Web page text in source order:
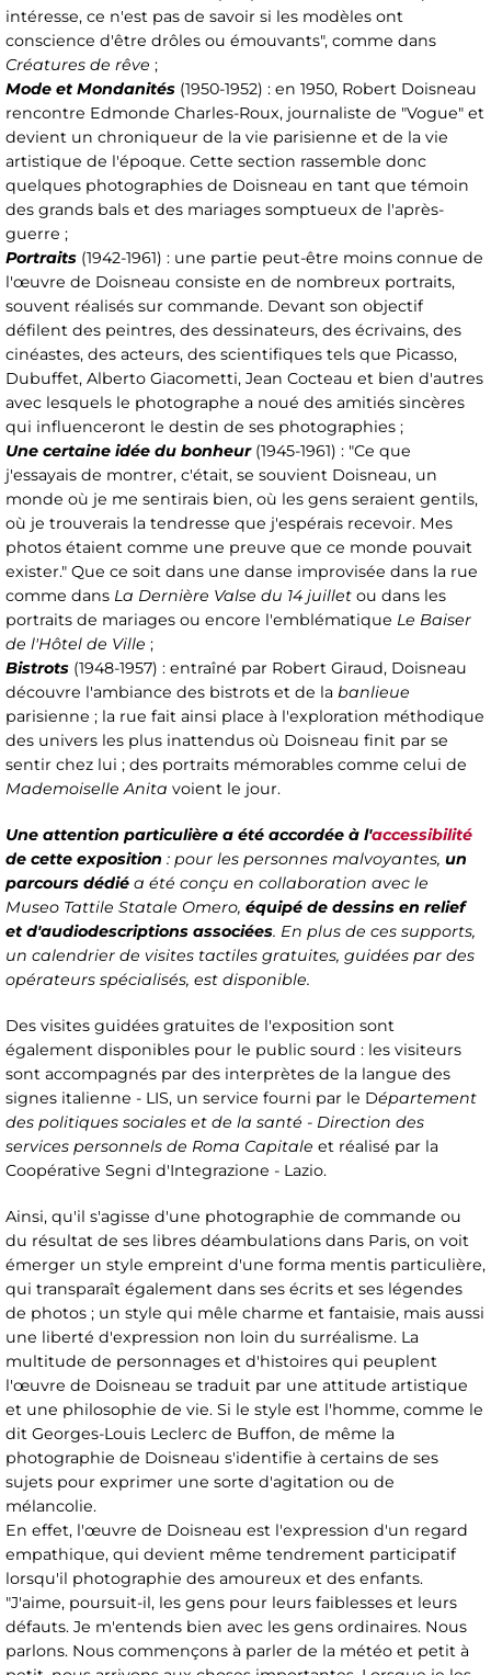
intéresse, ce n'est pas de savoir si les modèles ont
conscience d'être drôles ou émouvants", comme dans
Créatures de rêve ;
Mode et Mondanités (1950-1952) : en 1950, Robert Doisneau
rencontre Edmonde Charles-Roux, journaliste de "Vogue" et
devient un chroniqueur de la vie parisienne et de la vie
artistique de l'époque. Cette section rassemble donc
quelques photographies de Doisneau en tant que témoin
des grands bals et des mariages somptueux de l'après-
guerre ;
Portraits (1942-1961) : une partie peut-être moins connue de
l'œuvre de Doisneau consiste en de nombreux portraits,
souvent réalisés sur commande. Devant son objectif
défilent des peintres, des dessinateurs, des écrivains, des
cinéastes, des acteurs, des scientifiques tels que Picasso,
Dubuffet, Alberto Giacometti, Jean Cocteau et bien d'autres
avec lesquels le photographe a noué des amitiés sincères
qui influenceront le destin de ses photographies ;
Une certaine idée du bonheur(1945-1961) : "Ce que
j'essayais de montrer, c'était, se souvient Doisneau, un
monde où je me sentirais bien, où les gens seraient gentils,
où je trouverais la tendresse que j'espérais recevoir. Mes
photos étaient comme une preuve que ce monde pouvait
exister." Que ce soit dans une danse improvisée dans la rue
comme dans La Dernière Valse du 14 juillet ou dans les
portraits de mariages ou encore l'emblématique Le Baiser
de l'Hôtel de Ville ;
Bistrots (1948-1957) : entraîné par Robert Giraud, Doisneau
découvre l'ambiance des bistrots et de la banlieue
parisienne ; la rue fait ainsi place à l'exploration méthodique
des univers les plus inattendus où Doisneau finit par se
sentir chez lui ; des portraits mémorables comme celui de
Mademoiselle Anita voient le jour.
Une attention particulière a été accordée à l'accessibilité
de cette exposition : pour les personnes malvoyantes, un
parcours dédié a été conçu en collaboration avec le
Museo Tattile Statale Omero, équipé de dessins en relief
et d'audiodescriptions associées. En plus de ces supports,
un calendrier de visites tactiles gratuites, guidées par des
opérateurs spécialisés, est disponible.
Des visites guidées gratuites de l'exposition sont
également disponibles pour le public sourd : les visiteurs
sont accompagnés par des interprètes de la langue des
signes italienne - LIS, un service fourni par le Département
des politiques sociales et de la santé - Direction des
services personnels de Roma Capitale et réalisé par la
Coopérative Segni d'Integrazione - Lazio.
Ainsi, qu'il s'agisse d'une photographie de commande ou
du résultat de ses libres déambulations dans Paris, on voit
émerger un style empreint d'une forma mentis particulière,
qui transparaît également dans ses écrits et ses légendes
de photos ; un style qui mêle charme et fantaisie, mais aussi
une liberté d'expression non loin du surréalisme. La
multitude de personnages et d'histoires qui peuplent
l'œuvre de Doisneau se traduit par une attitude artistique
et une philosophie de vie. Si le style est l'homme, comme le
dit Georges-Louis Leclerc de Buffon, de même la
photographie de Doisneau s'identifie à certains de ses
sujets pour exprimer une sorte d'agitation ou de
mélancolie.
En effet, l'œuvre de Doisneau est l'expression d'un regard
empathique, qui devient même tendrement participatif
lorsqu'il photographie des amoureux et des enfants.
"J'aime, poursuit-il, les gens pour leurs faiblesses et leurs
défauts. Je m'entends bien avec les gens ordinaires. Nous
parlons. Nous commençons à parler de la météo et petit à